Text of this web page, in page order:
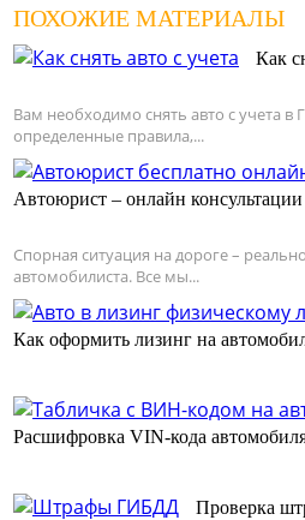
ПОХОЖИЕ МАТЕРИАЛЫ
Как
Вам необходимо снять авто с учета
определенные правила,...
Автоюрист – онлайн консультации
Спорная ситуация на дороге –
автомобилиста. Все мы...
Как оформить лизинг на
Расшифровка VIN-кода
Проверка